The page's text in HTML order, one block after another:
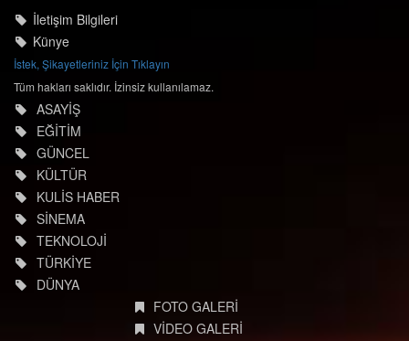
İletişim Bilgileri
Künye
İstek, Şikayetleriniz İçin Tıklayın
Tüm hakları saklıdır. İzinsiz kullanılamaz.
ASAYİŞ
EĞİTİM
GÜNCEL
KÜLTÜR
KULİS HABER
SİNEMA
TEKNOLOJİ
TÜRKİYE
DÜNYA
FOTO GALERİ
VİDEO GALERİ